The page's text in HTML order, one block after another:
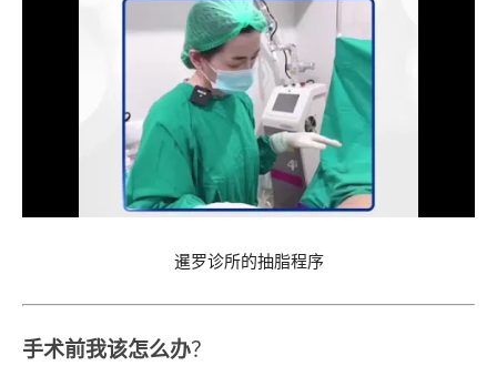
暹罗诊所的抽脂程序
手术前我该怎么办？